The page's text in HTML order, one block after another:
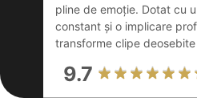
pline de emoție. Dotat cu
constant și o implicare
transforme clipe deosebite
9.7